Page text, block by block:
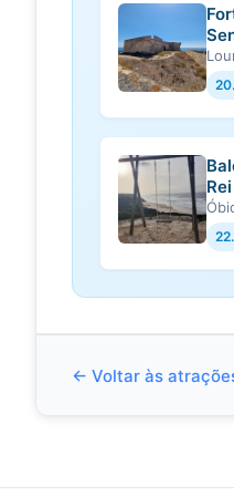
unique locations
give them a
technology
de
← Voltar às